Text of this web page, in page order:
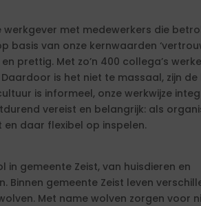
werkgever met medewerkers die
basis van onze kernwaarden
prettig. Met zo’n 400 collega’s
is het niet te massaal, zijn de
is informeel, onze werkwijze
vereist en belangrijk: als
daar flexibel op inspelen.
in gemeente Zeist, van huisdieren en
Binnen gemeente Zeist leven
Met name wolven zorgen voor